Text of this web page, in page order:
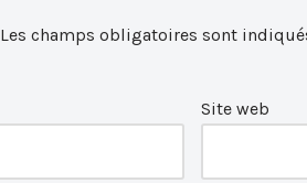
Les champs obligatoires sont
Site web